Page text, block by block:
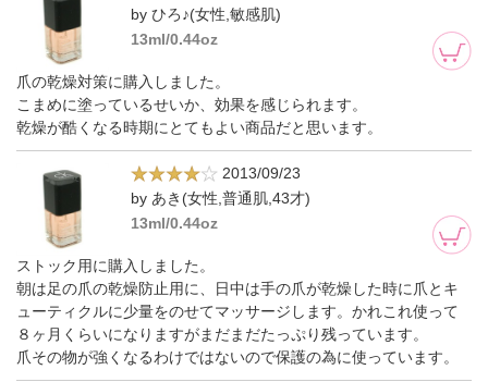
by ひろ♪(女性,敏感肌)
13ml/0.44oz
爪の乾燥対策に購入しました。
こまめに塗っているせいか、効果を感じられます。
乾燥が酷くなる時期にとてもよい商品だと思います。
2013/09/23
by あき(女性,普通肌,43才)
13ml/0.44oz
ストック用に購入しました。
朝は足の爪の乾燥防止用に、日中は手の爪が乾燥した時に爪とキ
ューティクルに少量をのせてマッサージします。かれこれ使って
８ヶ月くらいになりますがまだまだたっぷり残っています。
爪その物が強くなるわけではないので保護の為に使っています。